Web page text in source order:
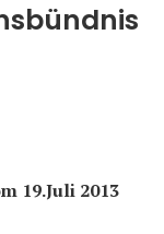
19.Juli 2013